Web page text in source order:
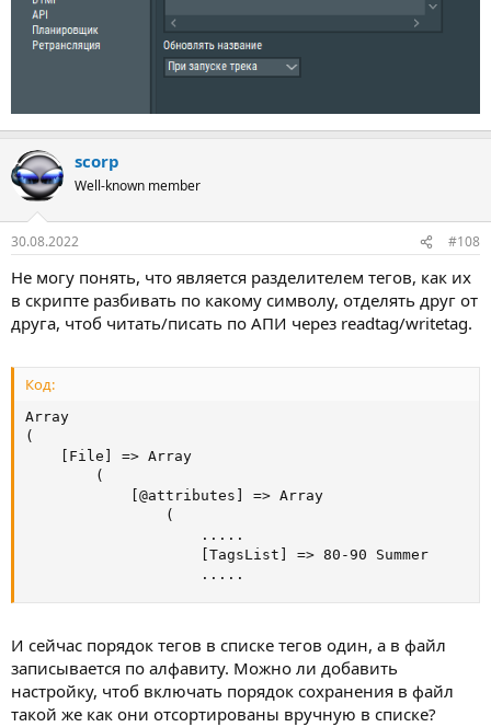
scorp
Well-known member
30.08.2022 #108
Не могу понять, что является разделителем тегов, как их
в скрипте разбивать по какому символу, отделять друг от
друга, чтоб читать/писать по АПИ через readtag/writetag.
Код:
Array
(
    [File] => Array
        (
            [@attributes] => Array
                (
                    .....
[TagsList] => 80-90 Summer
                    .....
И сейчас порядок тегов в списке тегов один, а в файл
записывается по алфавиту. Можно ли добавить
настройку, чтоб включать порядок сохранения в файл
такой же как они отсортированы вручную в списке?